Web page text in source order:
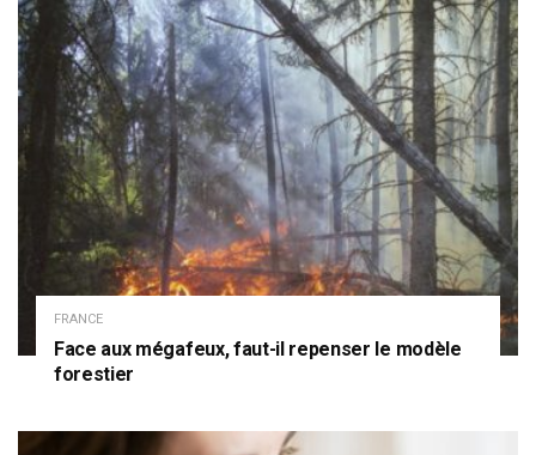
FRANCE
Face aux mégafeux, faut-il repenser le modèle
forestier